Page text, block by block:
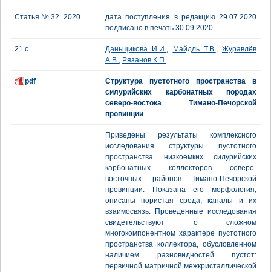
Статья № 32_2020
дата поступления в редакцию 29.07.2020
подписано в печать 30.09.2020
21 с. Даньщикова И.И., Майдль Т.В., Журавлёв
А.В., Рязанов К.П.
pdf
Структура пустотного пространства в
силурийских карбонатных породах
северо-востока Тимано-Печорской
провинции
Приведены результаты комплексного
исследования структуры пустотного
пространства низкоемких силурийских
карбонатных коллекторов северо-
восточных районов Тимано-Печорской
провинции. Показана его морфология,
описаны пористая среда, каналы и их
взаимосвязь. Проведенные исследования
свидетельствуют о сложном
многокомпонентном характере пустотного
пространства коллектора, обусловленном
наличием разновидностей пустот:
первичной матричной межкристаллической